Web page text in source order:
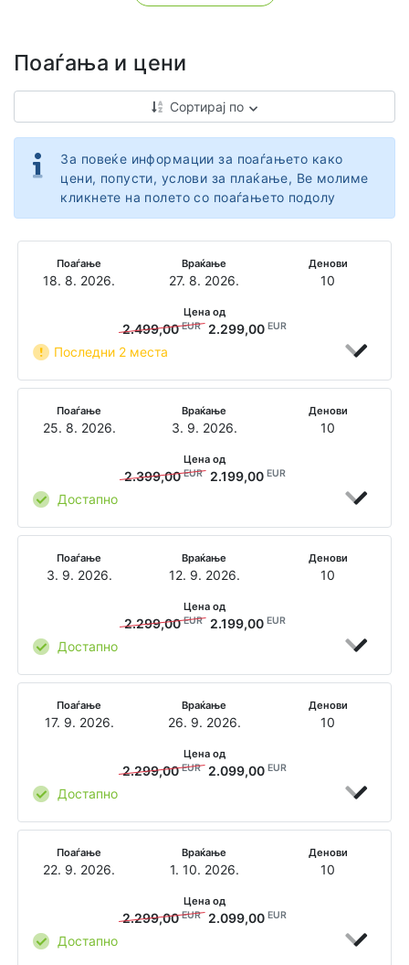
Поаѓања и цени
Сортирај по
За повеќе информации за поаѓањето како
цени, попусти, услови за плаќање, Ве молиме
кликнете на полето со поаѓањето подолу
Поаѓање
18. 8. 2026.
Враќање
27. 8. 2026.
Денови
10
Последни 2 места
Цена од
2.499,00EUR 2.299,00 EUR
Поаѓање
25. 8. 2026.
Враќање
3. 9. 2026.
Денови
10
Достапно
Цена од
2.399,00EUR 2.199,00 EUR
Поаѓање
3. 9. 2026.
Враќање
12. 9. 2026.
Денови
10
Достапно
Цена од
2.299,00EUR 2.199,00 EUR
Поаѓање
17. 9. 2026.
Враќање
26. 9. 2026.
Денови
10
Достапно
Цена од
2.299,00EUR 2.099,00 EUR
Поаѓање
22. 9. 2026.
Враќање
1. 10. 2026.
Денови
10
Достапно
Цена од
2.299,00EUR 2.099,00 EUR